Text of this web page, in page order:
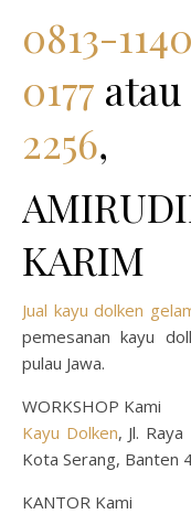
0813-
0177 atau
2256,
KARIM
Jual kayu dolken
pemesanan kayu
pulau Jawa.
WORKSHOP Kami
Kayu Dolken, Jl.
Kota Serang, Banten
KANTOR Kami